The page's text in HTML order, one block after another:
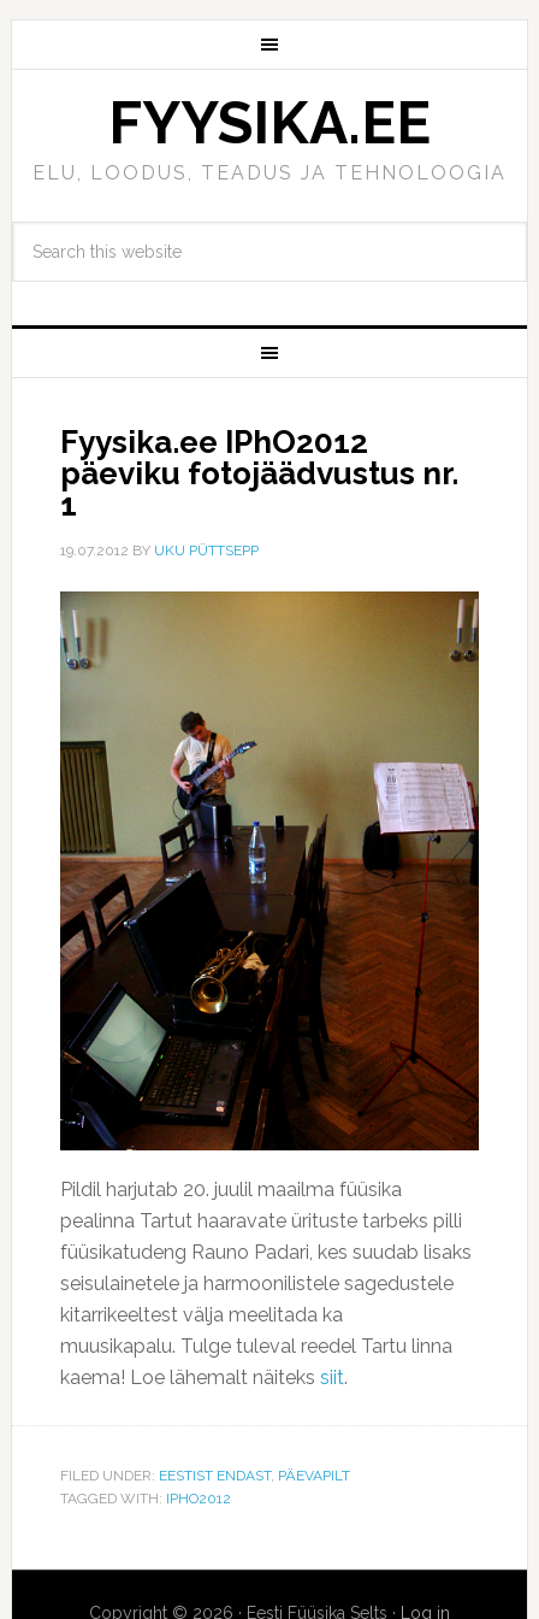
FYYSIKA.EE
ELU, LOODUS, TEADUS JA TEHNOLOOGIA
Fyysika.ee IPhO2012
päeviku fotojäädvustus nr.
1
19.07.2012 BY UKU PÜTTSEPP
Pildil harjutab 20. juulil maailma füüsika
pealinna Tartut haaravate ürituste tarbeks pilli
füüsikatudeng Rauno Padari, kes suudab lisaks
seisulainetele ja harmoonilistele sagedustele
kitarrikeeltest välja meelitada ka
muusikapalu. Tulge tuleval reedel Tartu linna
kaema! Loe lähemalt näiteks siit.
FILED UNDER: EESTIST ENDAST, PÄEVAPILT
TAGGED WITH: IPHO2012
Copyright © 2026 · Eesti Füüsika Selts · Log in